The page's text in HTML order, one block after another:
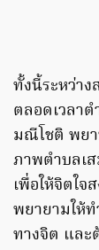
ทั้งนี้ระหว่า
ตลอดเวลาต
มณีโชติ พยา
ภาพตำบลเ
เพื่อให้จิตใจ
พยายามให้
ทางจิต และ